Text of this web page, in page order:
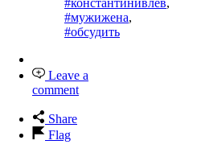
#константинивлев,
#мужижена,
#обсудить
Leave a
comment
Share
Flag